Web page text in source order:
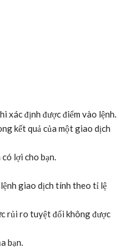
xác định được điểm vào lệnh.
kết quả của một giao dịch
lợi cho bạn.
giao dịch tính theo tỉ lệ
rủi ro tuyệt đối không được
bạn.